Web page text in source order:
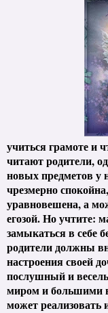
учиться грамоте и
читают родители,
новых предметов у
чрезмерно
уравновешена, а
егозой. Но учтите:
замыкаться в себе
родители должны
настроения своей
послушный и
миром и большими
может реализовать